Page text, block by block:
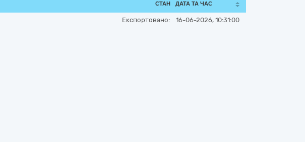
СТАН ДАТА ТА ЧАС
Експортовано: 16-06-2026, 10:31:00